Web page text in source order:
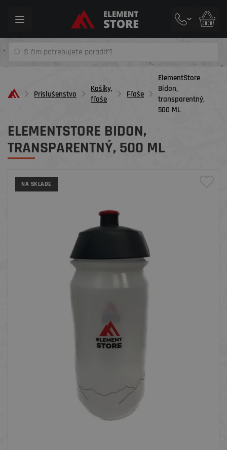
Toggle
Príslušenstvo
Košíky,
fľaše
Fľaše
ElementStore
Bidon,
transparentný,
500 ML
ELEMENTSTORE BIDON,
TRANSPARENTNÝ, 500 ML
NA SKLADE